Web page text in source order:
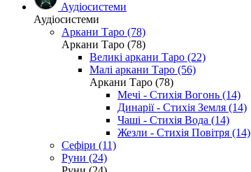
Аудіосистеми
Аудіосистеми
Аркани Таро (78)
Аркани Таро (78)
Великі аркани Таро (22)
Малі аркани Таро (56)
Аркани Таро (78)
Мечі - Стихія Вогонь (14)
Динарії - Стихія Земля (14)
Чаші - Стихія Вода (14)
Жезли - Стихія Повітря (14)
Сефіри (11)
Руни (24)